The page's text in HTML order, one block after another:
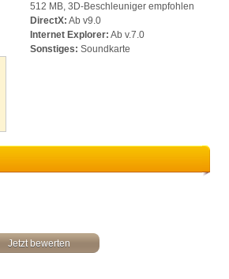
512 MB, 3D-Beschleuniger empfohlen
DirectX: Ab v9.0
Internet Explorer: Ab v.7.0
Sonstiges: Soundkarte
Jetzt bewerten